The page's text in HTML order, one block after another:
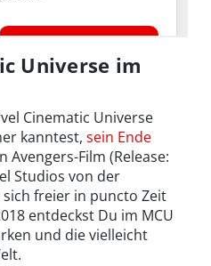
Universe im
Cinematic Universe
kanntest, sein Ende
Avengers-Film (Release:
Studios von der
freier in puncto Zeit
entdeckst Du im MCU
und die vielleicht